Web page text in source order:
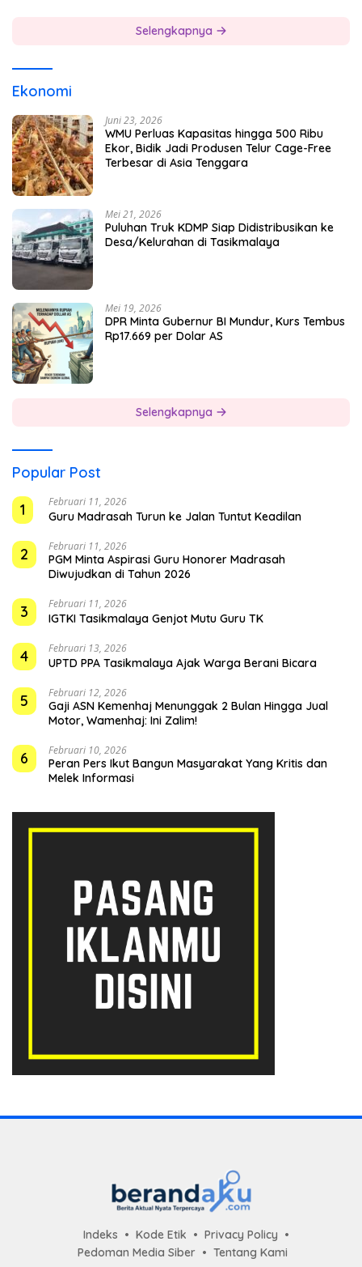
Selengkapnya
Ekonomi
Juni 23, 2026
WMU Perluas Kapasitas hingga 500 Ribu
Ekor, Bidik Jadi Produsen Telur Cage-Free
Terbesar di Asia Tenggara
Mei 21, 2026
Puluhan Truk KDMP Siap Didistribusikan ke
Desa/Kelurahan di Tasikmalaya
Mei 19, 2026
DPR Minta Gubernur BI Mundur, Kurs Tembus
Rp17.669 per Dolar AS
Selengkapnya
Popular Post
1
Februari 11, 2026
Guru Madrasah Turun ke Jalan Tuntut Keadilan
2 Februari 11, 2026
PGM Minta Aspirasi Guru Honorer Madrasah
Diwujudkan di Tahun 2026
3 Februari 11, 2026
IGTKI Tasikmalaya Genjot Mutu Guru TK
4 Februari 13, 2026
UPTD PPA Tasikmalaya Ajak Warga Berani Bicara
5 Februari 12, 2026
Gaji ASN Kemenhaj Menunggak 2 Bulan Hingga Jual
Motor, Wamenhaj: Ini Zalim!
6 Februari 10, 2026
Peran Pers Ikut Bangun Masyarakat Yang Kritis dan
Melek Informasi
Indeks Kode Etik
Privacy Policy
Pedoman Media Siber
Tentang Kami